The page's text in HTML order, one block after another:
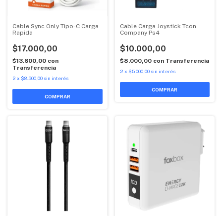
Cable Sync Only Tipo-C Carga
Rapida
$17.000,00
$13.600,00 con
Transferencia
2 x $8.500,00 sin interés
COMPRAR
Cable Carga Joystick Tcon
Company Ps4
$10.000,00
$8.000,00 con Transferencia
2 x $5.000,00 sin interés